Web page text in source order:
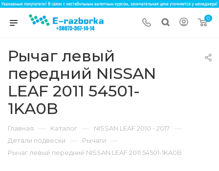
0
Рычаг левый
передний NISSAN
LEAF 2011 54501-
1KA0B
Главная — Каталог — NISSAN LEAF 2010 - 2017 —
Детали подвески — Рычаги —
Рычаг левый передний NISSAN LEAF 2011 54501-1KA0B